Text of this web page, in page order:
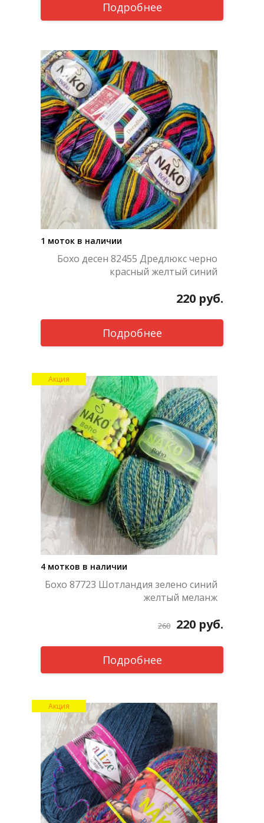
Подробнее
1 моток в наличии
Бохо десен 82455 Дредлюкс черно
красный желтый синий
220 руб.
Подробнее
Акция
4 мотков в наличии
Бохо 87723 Шотландия зелено синий
желтый меланж
260 220 руб.
Подробнее
Акция